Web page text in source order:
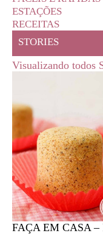
ESTAÇÕES
RECEITAS
STORIES
Visualizando todos
FAÇA EM CASA –